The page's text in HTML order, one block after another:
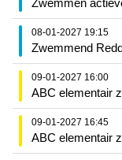
Zwemmen
08-01-2027 19:15
Zwemmend
09-01-2027 16:00
ABC elementair
09-01-2027 16:45
ABC elementair